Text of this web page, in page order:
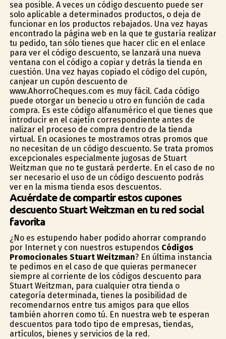
sea posible. A veces un código descuento puede ser
solo aplicable a determinados productos, o deja de
funcionar en los productos rebajados. Una vez hayas
encontrado la página web en la que te gustaría realizar
tu pedido, tan sólo tienes que hacer clic en el enlace
para ver el código descuento, se lanzará una nueva
ventana con el código a copiar y detrás la tienda en
cuestión. Una vez hayas copiado el código del cupón,
canjear un cupón descuento de
www.AhorroCheques.com es muy fácil. Cada código
puede otorgar un beneficio u otro en función de cada
compra. Es este código alfanumérico el que tienes que
introducir en el cajetín correspondiente antes de
finalizar el proceso de compra dentro de la tienda
virtual. En ocasiones te mostramos otras promos que
no necesitan de un código descuento. Se trata promos
excepcionales especialmente jugosas de Stuart
Weitzman que no te gustará perderte. En el caso de no
ser necesario el uso de un código descuento podrás
ver en la misma tienda esos descuentos.
Acuérdate de compartir estos cupones
descuento Stuart Weitzman en tu red social
favorita
¿No es estupendo haber podido ahorrar comprando
por Internet y con nuestros estupendos Códigos
Promocionales Stuart Weitzman? En última instancia
te pedimos en el caso de que quieras permanecer
siempre al corriente de los códigos descuento para
Stuart Weitzman, para cualquier otra tienda o
categoría determinada, tienes la posibilidad de
recomendarnos entre tus amigos para que ellos
también ahorren como tú. En nuestra web te esperan
descuentos para todo tipo de empresas, tiendas,
artículos, bienes y servicios de la red.